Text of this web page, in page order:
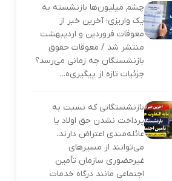
چشم میلیون‌ها بازنشسته به
یک واریزی؛ آخرین خبر از
معوقات فروردین و اردیبهشت
منتشر شد / معوقات حقوق
بازنشستگان چه زمانی می‌رسد؟
جزئیات تازه از پیگیری‌ه...
بازنشستگانی که نسبت به
پرداخت نشدن حق اولاد یا
عائله‌مندی اعتراض دارند،
می‌توانند از مسیرهای
غیرحضوری سازمان تأمین
اجتماعی مانند درگاه خدمات